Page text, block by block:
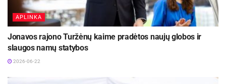
APLINKA
Jonavos rajono Turžėnų kaime pradėtos naujų globos ir
slaugos namų statybos
2026-06-22